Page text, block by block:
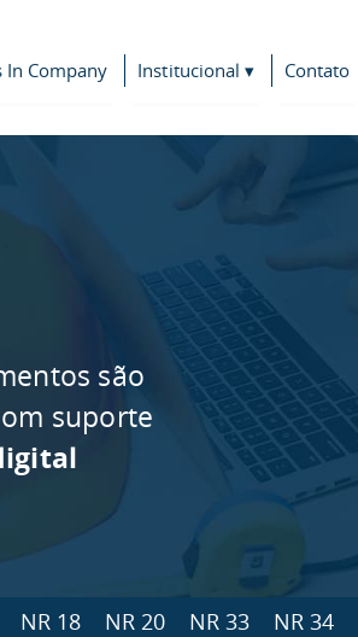
In Company Institucional ▾ Contato
são
suporte
NR 18 NR 20 NR 33 NR 34